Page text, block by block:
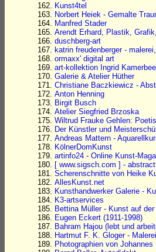
Kunst4tel
Norbert Heiek - Gemalte
Manfred Stader
Arendt Erhard, Plastik,
duschberg-art
katrin freudenberger -
ormaxx' digital art
art-kollektion Ingrid
Galerie & Atelier Hüther
Christiane Baczkiewicz -
Anton Henning
Birgit Busch
Atelier Siegfried Brzoska
Wiltrud Frauke Gehlen:
Der Künstler und
Andreas Mattern -
KölnerDomKunst
artinfo24 - Online Kunst-
[ www.sigsch.com ] -
Scherenschnitte von Heike
AllesKunst.net
Kunsthandwerker Galerie -
K3-artservices
Bettina Müller - Kunst auf der
Eugen Eckert (1911-1998)
Bahram Hajou (lebt und
Hartmut F. K. Gloger -
Photographien von Johannes